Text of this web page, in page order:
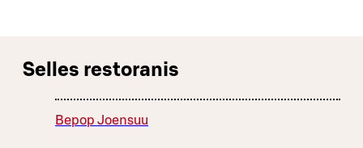
Selles restoranis
Bepop Joensuu